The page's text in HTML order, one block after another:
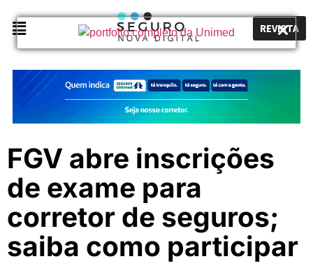
REVISTA
FGV abre inscrições
de exame para
corretor de seguros;
saiba como participar